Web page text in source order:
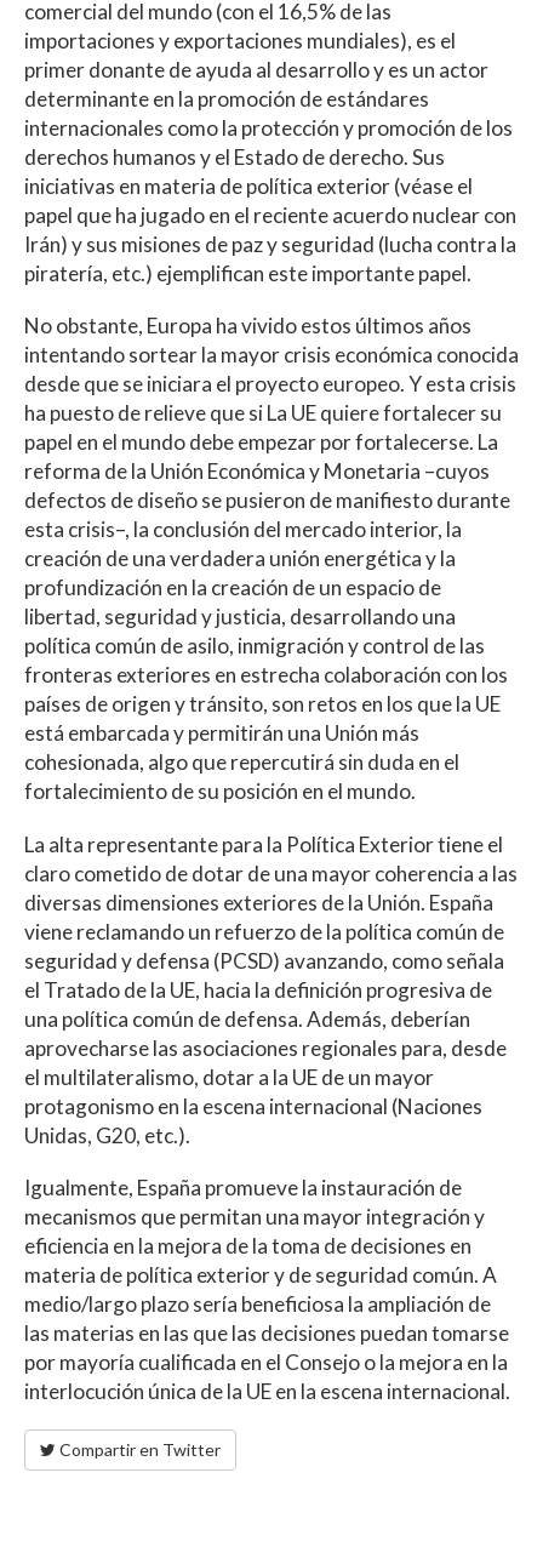
comercial del mundo (con el 16,5% de las
importaciones y exportaciones mundiales), es el
primer donante de ayuda al desarrollo y es un actor
determinante en la promoción de estándares
internacionales como la protección y promoción de los
derechos humanos y el Estado de derecho. Sus
iniciativas en materia de política exterior (véase el
papel que ha jugado en el reciente acuerdo nuclear con
Irán) y sus misiones de paz y seguridad (lucha contra la
piratería, etc.) ejemplifican este importante papel.
No obstante, Europa ha vivido estos últimos años
intentando sortear la mayor crisis económica conocida
desde que se iniciara el proyecto europeo. Y esta crisis
ha puesto de relieve que si La UE quiere fortalecer su
papel en el mundo debe empezar por fortalecerse. La
reforma de la Unión Económica y Monetaria –cuyos
defectos de diseño se pusieron de manifiesto durante
esta crisis–, la conclusión del mercado interior, la
creación de una verdadera unión energética y la
profundización en la creación de un espacio de
libertad, seguridad y justicia, desarrollando una
política común de asilo, inmigración y control de las
fronteras exteriores en estrecha colaboración con los
países de origen y tránsito, son retos en los que la UE
está embarcada y permitirán una Unión más
cohesionada, algo que repercutirá sin duda en el
fortalecimiento de su posición en el mundo.
La alta representante para la Política Exterior tiene el
claro cometido de dotar de una mayor coherencia a las
diversas dimensiones exteriores de la Unión. España
viene reclamando un refuerzo de la política común de
seguridad y defensa (PCSD) avanzando, como señala
el Tratado de la UE, hacia la definición progresiva de
una política común de defensa. Además, deberían
aprovecharse las asociaciones regionales para, desde
el multilateralismo, dotar a la UE de un mayor
protagonismo en la escena internacional (Naciones
Unidas, G20, etc.).
Igualmente, España promueve la instauración de
mecanismos que permitan una mayor integración y
eficiencia en la mejora de la toma de decisiones en
materia de política exterior y de seguridad común. A
medio/largo plazo sería beneficiosa la ampliación de
las materias en las que las decisiones puedan tomarse
por mayoría cualificada en el Consejo o la mejora en la
interlocución única de la UE en la escena internacional.
Compartir en Twitter